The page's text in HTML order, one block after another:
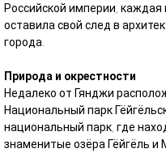
Российской империи, каждая
оставила свой след в
города.
Природа и окрестности
Недалеко от Гянджи
Национальный парк
национальный парк, где
знаменитые озёра Гёйгёль и